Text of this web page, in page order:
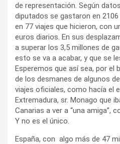
de representación. Según
diputados se gastaron en
en 77 viajes que hicieron, con
euros diarios. En sus
a superar los 3,5 millones de
esto se va a acabar, y que se
Esperemos que así sea, por el
de los desmanes de algunos
viajes oficiales, como hacía el
Extremadura, sr. Monago que
Canarias a ver a “una amiga”,
Y no es el único.
España, con algo más de 47